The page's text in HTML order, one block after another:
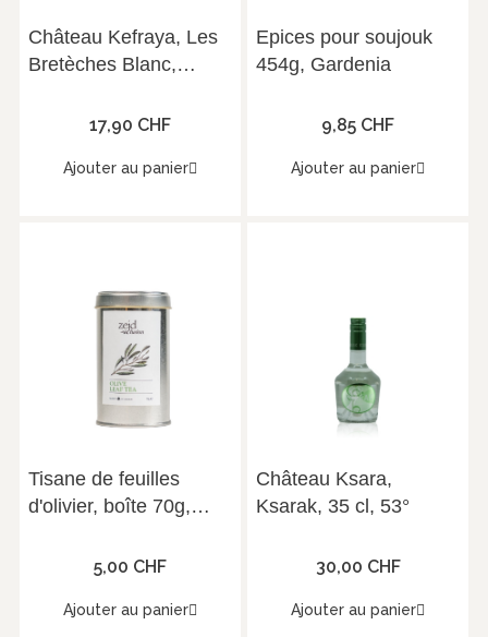
Château Kefraya, Les
Bretèches Blanc,
2024, 75 cl, 12°
17,90 CHF
Ajouter au panier
Epices pour soujouk
454g, Gardenia
9,85 CHF
Ajouter au panier
Tisane de feuilles
d'olivier, boîte 70g,
5,00 CHF
Ajouter au panier
Château Ksara,
Ksarak, 35 cl, 53°
30,00 CHF
Ajouter au panier